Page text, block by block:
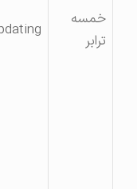
خمسه
Updating